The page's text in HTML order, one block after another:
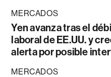
MERCADOS
Yen avanza tras el
laboral de EE.UU. y
alerta por posible
MERCADOS